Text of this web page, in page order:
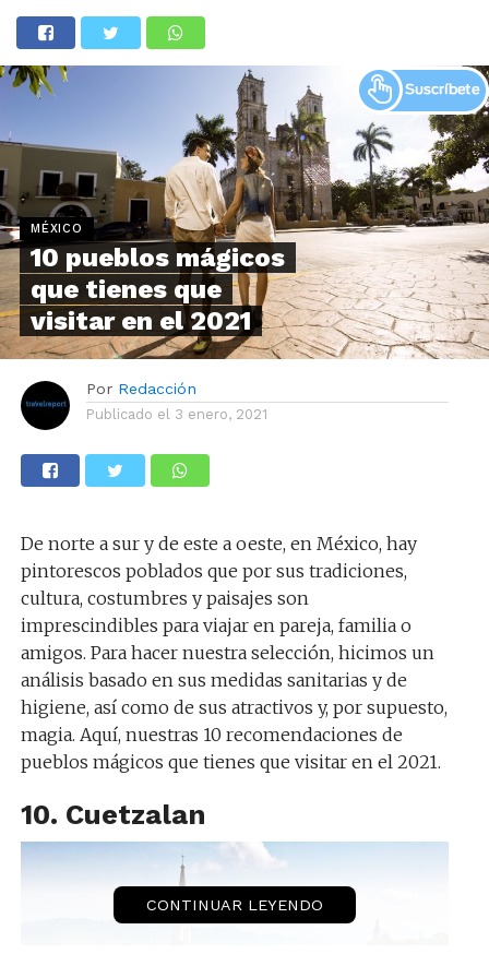
MÉXICO
10 pueblos mágicos
que tienes que
visitar en el 2021
Por Redacción
Publicado el 3 enero, 2021
De norte a sur y de este a oeste, en México, hay
pintorescos poblados que por sus tradiciones,
cultura, costumbres y paisajes son
imprescindibles para viajar en pareja, familia o
amigos. Para hacer nuestra selección, hicimos un
análisis basado en sus medidas sanitarias y de
higiene, así como de sus atractivos y, por supuesto,
magia. Aquí, nuestras 10 recomendaciones de
pueblos mágicos que tienes que visitar en el 2021.
10. Cuetzalan
CONTINUAR LEYENDO